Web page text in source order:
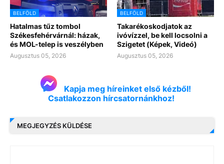
BELFÖLD
Hatalmas tűz tombol
Székesfehérvárnál: házak,
és MOL-telep is veszélyben
Augusztus 05, 2026
BELFÖLD
Takarékoskodjatok az
ivóvízzel, be kell locsolni a
Szigetet (Képek, Videó)
Augusztus 05, 2026
Kapja meg híreinket első kézből!
Csatlakozzon hírcsatornánkhoz!
MEGJEGYZÉS KÜLDÉSE